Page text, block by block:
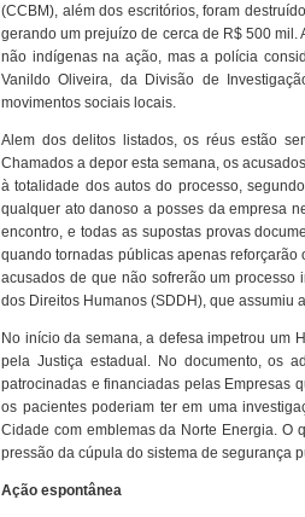
(CCBM), além dos escritórios, foram
gerando um prejuízo de cerca de R$ 500
não indígenas na ação, mas a polícia
Vanildo Oliveira, da Divisão de
movimentos sociais locais.
Alem dos delitos listados, os réus estão
Chamados a depor esta semana, os
à totalidade dos autos do processo,
qualquer ato danoso a posses da empresa
encontro, e todas as supostas provas
quando tornadas públicas apenas
acusados de que não sofrerão um processo
dos Direitos Humanos (SDDH), que assumiu
No início da semana, a defesa impetrou um
pela Justiça estadual. No documento, os
patrocinadas e financiadas pelas Empresas
os pacientes poderiam ter em uma
Cidade com emblemas da Norte Energia. O
pressão da cúpula do sistema de segurança
Ação espontânea